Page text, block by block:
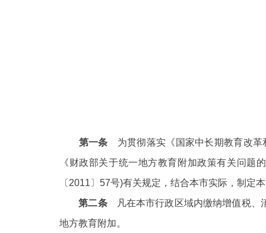
参与调查
走进北京
北京概况
第一条 为贯彻落实《国家中长期教育改革
《财政部关于统一地方教育附加政策有关问题
〔2011〕57号)有关规定，结合本市实际，制定
第二条凡在本市行政区域内缴纳增值税、
地方教育附加。